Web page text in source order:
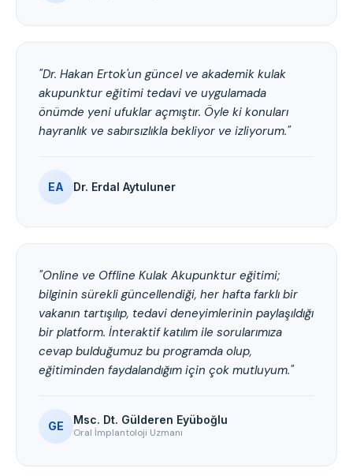
"Dr. Hakan Ertok'un güncel ve akademik kulak
akupunktur eğitimi tedavi ve uygulamada
önümde yeni ufuklar açmıştır. Öyle ki konuları
hayranlık ve sabırsızlıkla bekliyor ve izliyorum."
EA Dr. Erdal Aytuluner
"Online ve Offline Kulak Akupunktur eğitimi;
bilginin sürekli güncellendiği, her hafta farklı bir
vakanın tartışılıp, tedavi deneyimlerinin paylaşıldığı
bir platform. İnteraktif katılım ile sorularımıza
cevap bulduğumuz bu programda olup,
eğitiminden faydalandığım için çok mutluyum."
GE Msc. Dt. Gülderen Eyüboğlu
Oral İmplantoloji Uzmanı